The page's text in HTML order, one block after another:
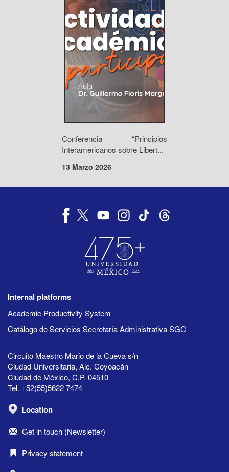
Conferencia “Principios
Interamericanos sobre Libert...
13 Marzo 2026
Internal platforms
Academic Productivity System
Catálogo de Servicios Secretaría Administrativa SGC
Circuito Maestro Mario de la Cueva s/n
Ciudad Universitaria, Alc. Coyoacán
Ciudad de México, C.P. 04510
Tel. +52(55)5622 7474
Location
Get in touch (Newsletter)
Privacy statement